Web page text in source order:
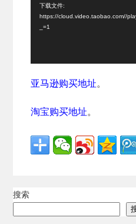
放下载文件:
https://cloud.video.taobao.com//
_=1
亚马逊购买地址。
淘宝购买地址。
搜索